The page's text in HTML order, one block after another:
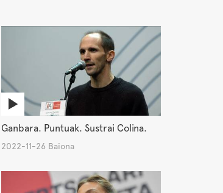
Ganbara. Puntuak. Sustrai Colina.
2022-11-26 Baiona